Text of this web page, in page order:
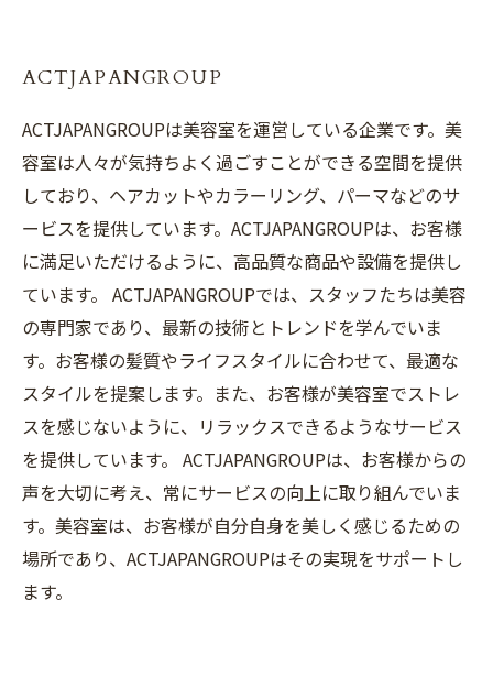
ACTJAPANGROUP
ACTJAPANGROUPは美容室を運営している企業です。美
容室は人々が気持ちよく過ごすことができる空間を提供
しており、ヘアカットやカラーリング、パーマなどのサ
ービスを提供しています。ACTJAPANGROUPは、お客様
に満足いただけるように、高品質な商品や設備を提供し
ています。 ACTJAPANGROUPでは、スタッフたちは美容
の専門家であり、最新の技術とトレンドを学んでいま
す。お客様の髪質やライフスタイルに合わせて、最適な
スタイルを提案します。また、お客様が美容室でストレ
スを感じないように、リラックスできるようなサービス
を提供しています。 ACTJAPANGROUPは、お客様からの
声を大切に考え、常にサービスの向上に取り組んでいま
す。美容室は、お客様が自分自身を美しく感じるための
場所であり、ACTJAPANGROUPはその実現をサポートし
ます。